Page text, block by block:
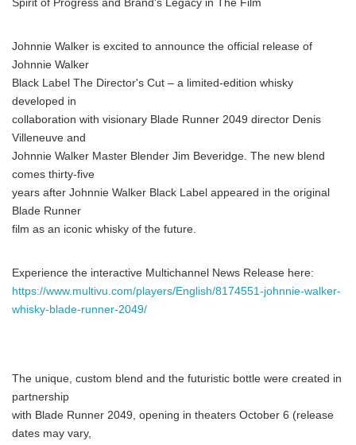
Spirit of Progress and Brand's Legacy in The Film
Johnnie Walker is excited to announce the official release of
Johnnie Walker
Black Label The Director's Cut – a limited-edition whisky
developed in
collaboration with visionary Blade Runner 2049 director Denis
Villeneuve and
Johnnie Walker Master Blender Jim Beveridge. The new blend
comes thirty-five
years after Johnnie Walker Black Label appeared in the original
Blade Runner
film as an iconic whisky of the future.
Experience the interactive Multichannel News Release here:
https://www.multivu.com/players/English/8174551-johnnie-walker-
whisky-blade-runner-2049/
The unique, custom blend and the futuristic bottle were created in
partnership
with Blade Runner 2049, opening in theaters October 6 (release
dates may vary,